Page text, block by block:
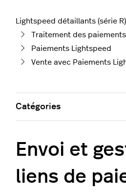
Lightspeed détaillants (série R)
Traitement des paiements
Paiements Lightspeed
Vente avec Paiements
Envoi et
liens de
Catégories